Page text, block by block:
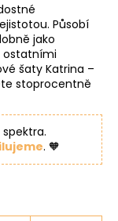
Působí
jako
ostatními
šaty Katrina –
stoprocentně
. 🧡